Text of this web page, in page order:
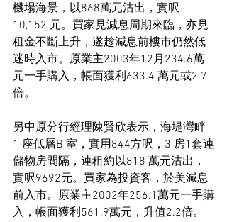
機場海景，以868萬元沽出，實呎
10,152 元。買家見減息周期來臨，亦見
租金不斷上升，遂趁減息前樓市仍然低
迷時入市。原業主2003年12月234.6萬
元一手購入，帳面獲利633.4 萬元或2.7
倍。
另中原分行經理陳賢欣表示，海堤灣畔
1 座低層B 室，實用844方呎，3 房1套連
儲物房間隔，連租約以818 萬元沽出，
實呎9692元。買家為投資客，於美減息
前入市。原業主2002年256.1萬元一手購
入，帳面獲利561.9萬元，升值2.2倍。